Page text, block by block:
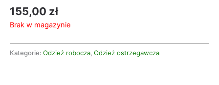
155,00 zł
Brak w magazynie
Kategorie: Odzież robocza, Odzież ostrzegawcza